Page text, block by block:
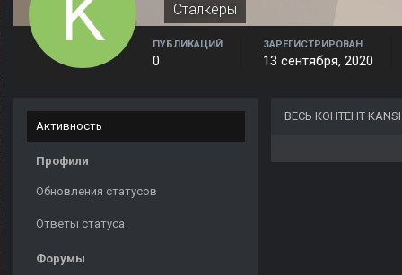
Сталкеры
ПУБЛИКАЦИЙ
0
ЗАРЕГИСТРИРОВАН
13 сентября, 2020
Активность
Профили
Обновления статусов
Ответы статуса
Форумы
ВЕСЬ КОНТЕНТ